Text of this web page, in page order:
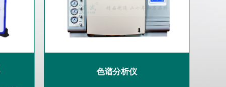
色谱分析仪